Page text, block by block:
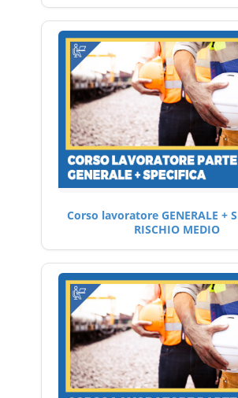
Corso lavoratore GENERALE +
RISCHIO MEDIO